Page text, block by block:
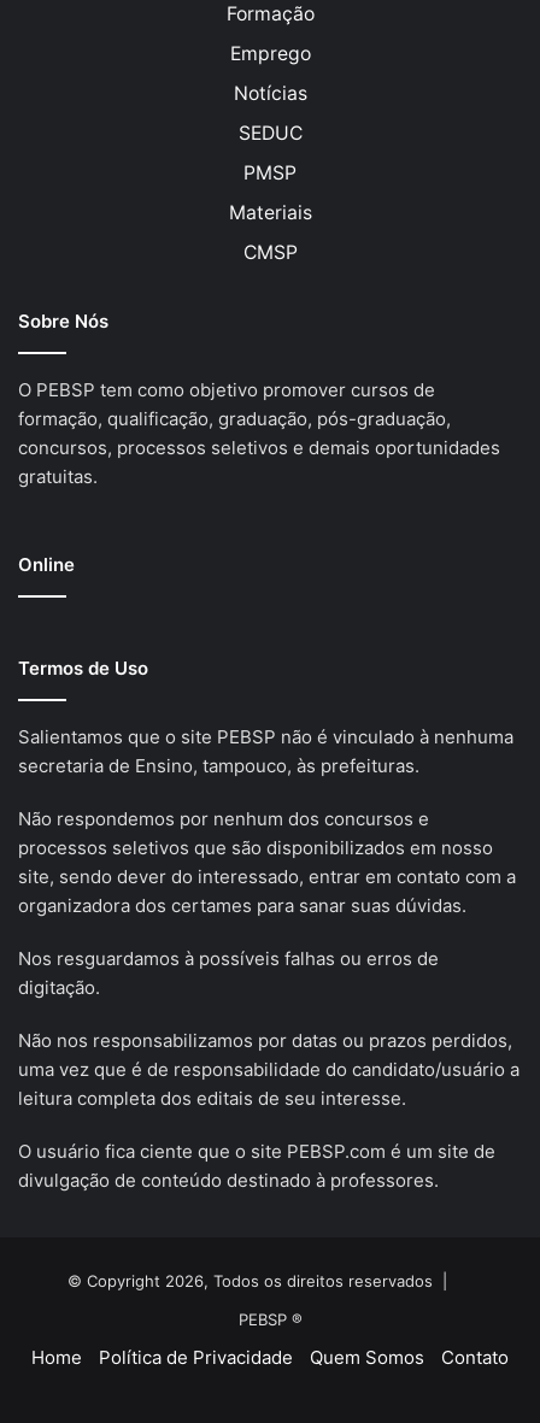
Formação
Emprego
Notícias
SEDUC
PMSP
Materiais
CMSP
Sobre Nós
O PEBSP tem como objetivo promover cursos de
formação, qualificação, graduação, pós-graduação,
concursos, processos seletivos e demais oportunidades
gratuitas.
Online
Termos de Uso
Salientamos que o site PEBSP não é vinculado à nenhuma
secretaria de Ensino, tampouco, às prefeituras.
Não respondemos por nenhum dos concursos e
processos seletivos que são disponibilizados em nosso
site, sendo dever do interessado, entrar em contato com a
organizadora dos certames para sanar suas dúvidas.
Nos resguardamos à possíveis falhas ou erros de
digitação.
Não nos responsabilizamos por datas ou prazos perdidos,
uma vez que é de responsabilidade do candidato/usuário a
leitura completa dos editais de seu interesse.
O usuário fica ciente que o site PEBSP.com é um site de
divulgação de conteúdo destinado à professores.
© Copyright 2026, Todos os direitos reservados |
PEBSP ®
Home Política de Privacidade Quem Somos Contato